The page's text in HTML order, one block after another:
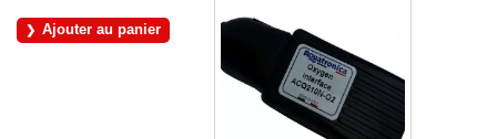
Ajouter au panier